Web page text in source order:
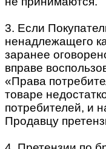
3. Если
ненадлежащего
заранее
вправе
«Права
товаре
потребителей, и
Продавцу